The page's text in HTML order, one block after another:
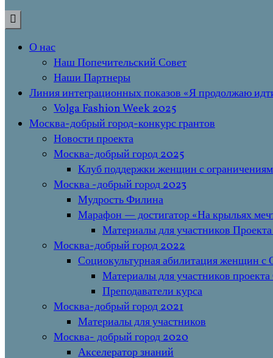
О нас
Наш Попечительский Совет
Наши Партнеры
Линия интеграционных показов «Я продолжаю
Volga Fashion Week 2025
Москва-добрый город-конкурс грантов
Новости проекта
Москва-добрый город 2025
Клуб поддержки женщин с
Москва -добрый город 2023
Мудрость Филина
Марафон — достигатор «На крыльях
Материалы для участников
Москва-добрый город 2022
Социокультурная абилитация женщин с
Материалы для участников
Преподаватели курса
Москва-добрый город 2021
Материалы для участников
Москва- добрый город 2020
Акселератор знаний